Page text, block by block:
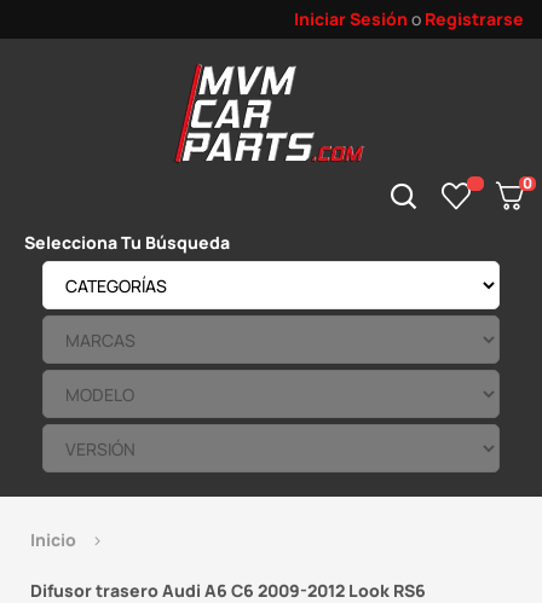
Iniciar Sesión o Registrarse
0
Selecciona Tu Búsqueda
Inicio
Difusor trasero Audi A6 C6 2009-2012 Look RS6